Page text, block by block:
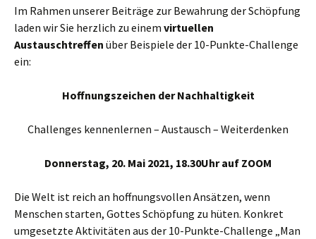
Im Rahmen unserer Beiträge zur Bewahrung der Schöpfung
laden wir Sie herzlich zu einem virtuellen
Austauschtreffen über Beispiele der 10-Punkte-Challenge
ein:
Hoffnungszeichen der Nachhaltigkeit
Challenges kennenlernen – Austausch – Weiterdenken
Donnerstag, 20. Mai 2021, 18.30Uhrauf ZOOM
Die Welt ist reich an hoffnungsvollen Ansätzen, wenn
Menschen starten, Gottes Schöpfung zu hüten. Konkret
umgesetzte Aktivitäten aus der 10-Punkte-Challenge „Man